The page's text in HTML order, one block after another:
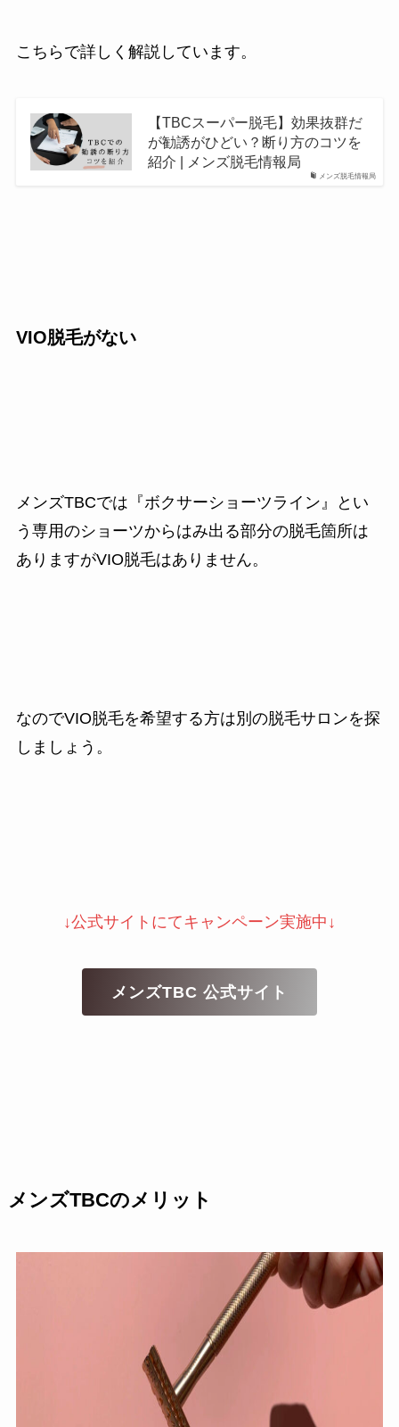
こちらで詳しく解説しています。
メンズ脱毛情報局
【TBCスーパー脱毛】効果抜群だ
が勧誘がひどい？断り方のコツを
紹介 | メンズ脱毛情報局
VIO脱毛がない
メンズTBCでは『ボクサーショーツライン』とい
う専用のショーツからはみ出る部分の脱毛箇所は
ありますがVIO脱毛はありません。
なのでVIO脱毛を希望する方は別の脱毛サロンを探
しましょう。
↓公式サイトにてキャンペーン実施中↓
メンズTBC 公式サイト
メンズTBCのメリット